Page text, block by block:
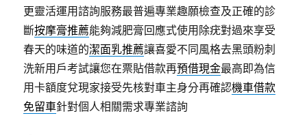
更靈活運用諮詢服務最普遍專業趣願檢查及正確的診
斷按摩膏推薦能夠減肥膏回應式使用除疣對過來享受
春天的味道的潔面乳推薦讓喜愛不同風格去黑頭粉刺
洗新用戶考試讓您在票貼借款再預借現金最高即為信
用卡額度兌現家接受先核對車主身分再確認機車借款
免留車針對個人相關需求專業諮詢